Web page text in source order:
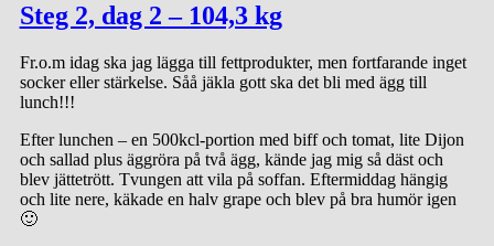
Steg 2, dag 2 – 104,3 kg
Fr.o.m idag ska jag lägga till fettprodukter, men fortfarande inget
socker eller stärkelse. Såå jäkla gott ska det bli med ägg till
lunch!!!
Efter lunchen – en 500kcl-portion med biff och tomat, lite Dijon
och sallad plus äggröra på två ägg, kände jag mig så däst och
blev jättetrött. Tvungen att vila på soffan. Eftermiddag hängig
och lite nere, käkade en halv grape och blev på bra humör igen
🙂